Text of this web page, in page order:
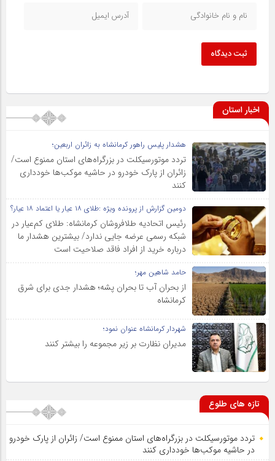
ثبت دیدگاه
اخبار استان
هشدار پلیس راهور کرمانشاه به زائران اربعین؛
تردد موتورسیکلت در بزرگراه‌های استان ممنوع است/
زائران از پارک خودرو در حاشیه موکب‌ها خودداری
کنند
دومین گزارش از پرونده ویژه :طلای ۱۸ عیار یا اعتماد ۱۸ عیار؟
رئیس اتحادیه طلافروشان کرمانشاه: طلای کم‌عیار در
شبکه رسمی عرضه جایی ندارد/ بیشترین هشدار ما
درباره خرید از افراد فاقد صلاحیت است
حامد شاهین مهر؛
از بحران آب تا بحران پشه؛ هشدار جدی برای شرق
کرمانشاه
شهردار کرمانشاه عنوان نمود؛
مدیران نظارت بر زیر مجموعه را بیشتر کنند
تازه های طلوع
تردد موتورسیکلت در بزرگراه‌های استان ممنوع است/ زائران از پارک خودرو
در حاشیه موکب‌ها خودداری کنند